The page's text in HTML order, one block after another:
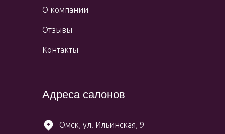
Адреса салонов
Омск, ул. Ильинская, 9
О компании
Отзывы
Контакты